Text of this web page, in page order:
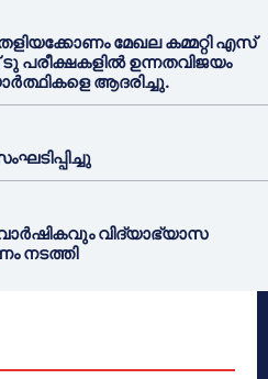
മേഖല കമ്മറ്റി എസ്
ഉന്നതവിജയം
ആദരിച്ചു.
വിദ്യാഭ്യാസ
നടത്തി